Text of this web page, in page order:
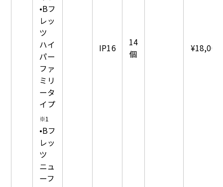
•Bフ
レッ
ツ
ハイ
パー
ファ
ミリ
ータ
イプ
※1
•Bフ
レッ
ツ
ニュ
ーフ
IP16
14
個
¥18,000